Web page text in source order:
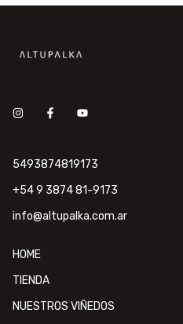
5493874819173
+54 9 3874 81-9173
info@altupalka.com.ar
HOME
TIENDA
NUESTROS VIÑEDOS